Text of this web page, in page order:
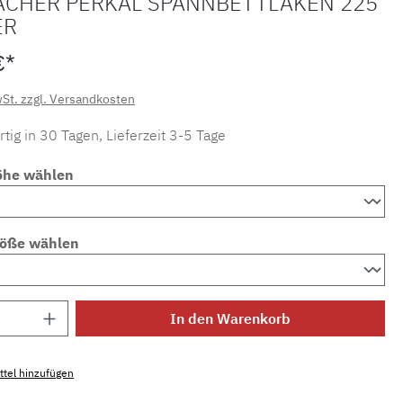
zzgl. Versandkosten
in 30 Tagen, Lieferzeit 3-5 Tage
wählen
wählen
Anzahl: Gib den gewünschten Wert ein
In den Warenkorb
hinzufügen